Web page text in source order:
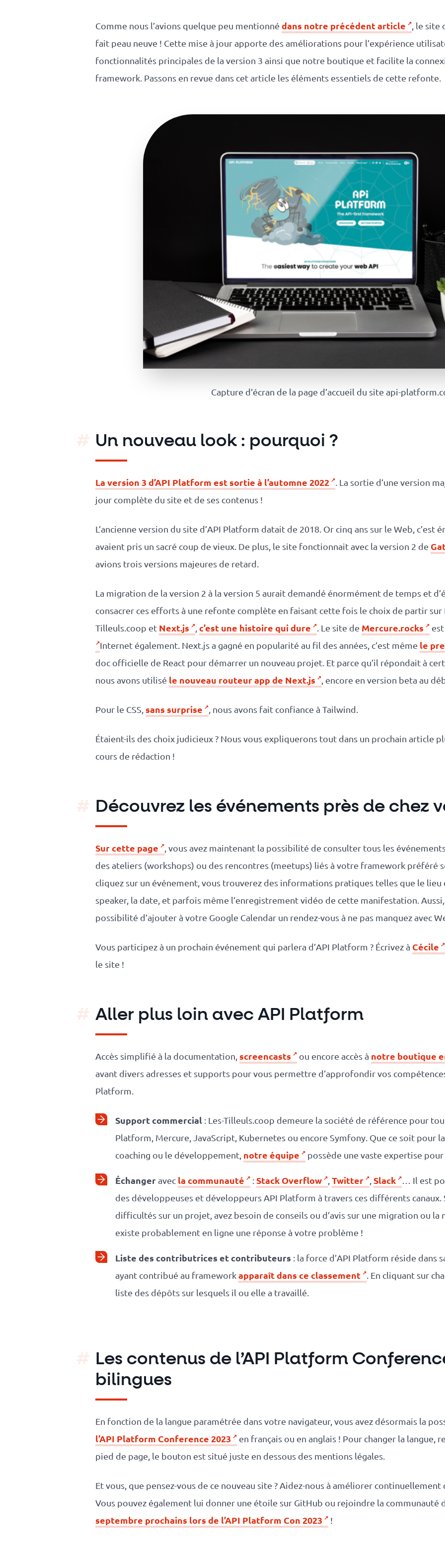
Comme nous l’avions quelque peu mentionné dans notre précédent article
, le
fait peau neuve ! Cette mise à jour apporte des améliorations pour l’expérience
fonctionnalités principales de la version 3 ainsi que notre boutique et facilite la
framework. Passons en revue dans cet article les éléments essentiels de cette refonte.
Capture d’écran de la page d’accueil du site api-
Un nouveau look : pourquoi ?
La version 3 d’API Platform est sortie à l’automne 2022
. La sortie d’une version
jour complète du site et de ses contenus !
L’ancienne version du site d’API Platform datait de 2018. Or cinq ans sur le Web, c’est
avaient pris un sacré coup de vieux. De plus, le site fonctionnait avec la version 2 de
avions trois versions majeures de retard.
La migration de la version 2 à la version 5 aurait demandé énormément de temps et
consacrer ces efforts à une refonte complète en faisant cette fois le choix de partir sur
Tilleuls.coop et Next.js c’est une histoire qui dure . Le site de Mercure.rocks
Internet également. Next.js a gagné en popularité au fil des années, c’est même le
doc officielle de React pour démarrer un nouveau projet. Et parce qu’il répondait à
nous avons utilisé le nouveau routeur app de Next.js , encore en version beta au
Pour le CSS, sans surprise , nous avons fait confiance à Tailwind.
Étaient-ils des choix judicieux ? Nous vous expliquerons tout dans un prochain article
cours de rédaction !
Découvrez les événements près de chez
Sur cette page
, vous avez maintenant la possibilité de consulter tous les
des ateliers (workshops) ou des rencontres (meetups) liés à votre framework préféré
cliquez sur un événement, vous trouverez des informations pratiques telles que le lieu
speaker, la date, et parfois même l’enregistrement vidéo de cette manifestation.
possibilité d’ajouter à votre Google Calendar un rendez-vous à ne pas manquez avec
Vous participez à un prochain événement qui parlera d’API Platform ? Écrivez à Cécile
le site !
Aller plus loin avec API Platform
Accès simplifié à la documentation, screencasts ou encore accès à notre boutique
avant divers adresses et supports pour vous permettre d’approfondir vos
Platform.
Support commercial : Les-Tilleuls.coop demeure la société de référence pour
Platform, Mercure, JavaScript, Kubernetes ou encore Symfony. Que ce soit pour
coaching ou le développement, notre équipe possède une vaste expertise
Échangeravec la communauté :Stack Overflow Twitter Slack
… Il est
des développeuses et développeurs API Platform à travers ces différents canaux.
difficultés sur un projet, avez besoin de conseils ou d’avis sur une migration ou
existe probablement en ligne une réponse à votre problème !
Liste des contributrices et contributeurs : la force d’API Platform réside dans
ayant contribué au frameworkapparaît dans ce classement
. En cliquant sur
liste des dépôts sur lesquels il ou elle a travaillé.
Les contenus de l’API Platform
bilingues
En fonction de la langue paramétrée dans votre navigateur, vous avez désormais la
l’API Platform Conference 2023
en français ou en anglais ! Pour changer la langue,
pied de page, le bouton est situé juste en dessous des mentions légales.
Et vous, que pensez-vous de ce nouveau site ? Aidez-nous à améliorer
Vous pouvez également lui donner une étoile sur GitHub ou rejoindre la communauté
septembre prochains lors de l’API Platform Con 2023 !